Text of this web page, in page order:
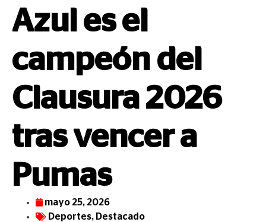
Azul es el
campeón del
Clausura 2026
tras vencer a
Pumas
mayo 25, 2026
Deportes, Destacado